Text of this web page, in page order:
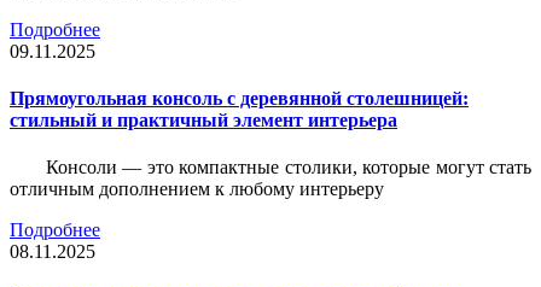
Подробнее
09.11.2025
Прямоугольная консоль с деревянной столешницей:
стильный и практичный элемент интерьера
Консоли — это компактные столики, которые могут стать
отличным дополнением к любому интерьеру
Подробнее
08.11.2025